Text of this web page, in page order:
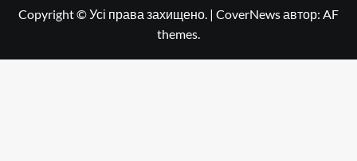
Copyright © Усі права захищено. | CoverNewsавтор: AF
themes.